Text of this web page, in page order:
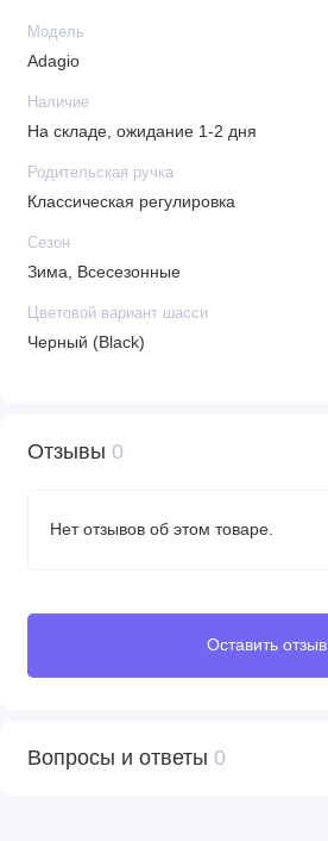
В комплекте
Сумка-рюкзак
Накидка на ножки
Москитная сетка
Модель
Adagio
Наличие
На складе, ожидание 1-2 дня
Родительская ручка
Классическая регулировка
Сезон
Зима, Всесезонные
Цветовой вариант шасси
Черный (Black)
Отзывы 0
Нет отзывов об этом товаре.
Оставить отзыв
Вопросы и ответы 0